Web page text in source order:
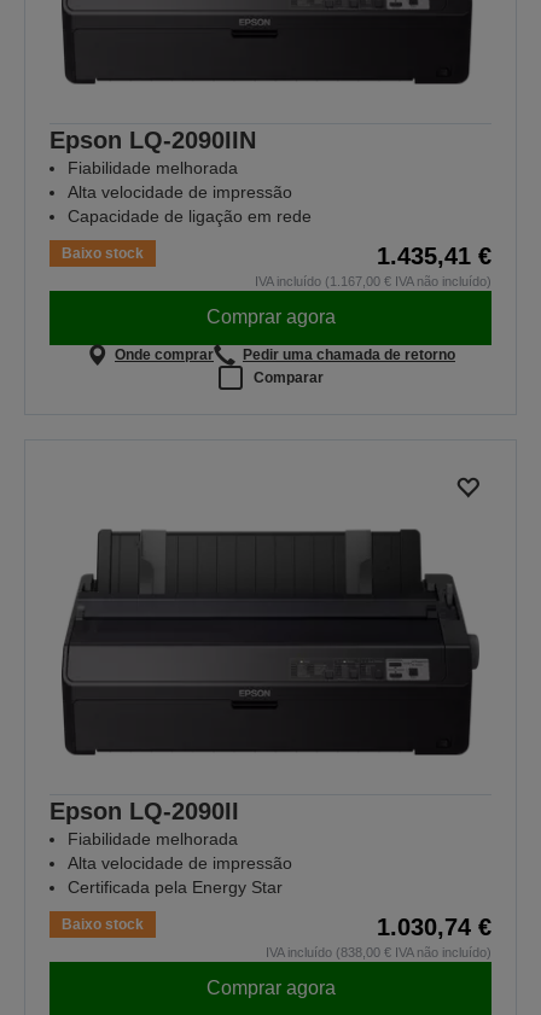
Epson LQ-2090IIN
Fiabilidade melhorada
Alta velocidade de impressão
Capacidade de ligação em rede
Baixo stock 1.435,41 €
IVA incluído (1.167,00 € IVA não incluído)
Comprar agora
Onde comprar
Pedir uma chamada de retorno
Comparar
Epson LQ-2090II
Fiabilidade melhorada
Alta velocidade de impressão
Certificada pela Energy Star
Baixo stock 1.030,74 €
IVA incluído (838,00 € IVA não incluído)
Comprar agora